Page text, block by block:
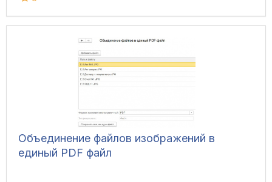
Объединение файлов изображений в
единый PDF файл